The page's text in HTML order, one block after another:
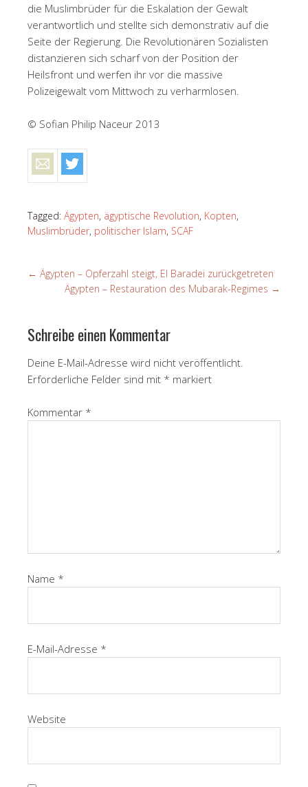
die Muslimbrüder für die Eskalation der Gewalt
verantwortlich und stellte sich demonstrativ auf die
Seite der Regierung. Die Revolutionären Sozialisten
distanzieren sich scharf von der Position der
Heilsfront und werfen ihr vor die massive
Polizeigewalt vom Mittwoch zu verharmlosen.
© Sofian Philip Naceur 2013
Tagged: Ägypten, ägyptische Revolution, Kopten,
Muslimbrüder, politischer Islam, SCAF
← Ägypten – Opferzahl steigt, El Baradei zurückgetreten
Ägypten – Restauration des Mubarak-Regimes →
Schreibe einen Kommentar
Deine E-Mail-Adresse wird nicht veröffentlicht.
Erforderliche Felder sind mit * markiert
Kommentar *
Name *
E-Mail-Adresse *
Website